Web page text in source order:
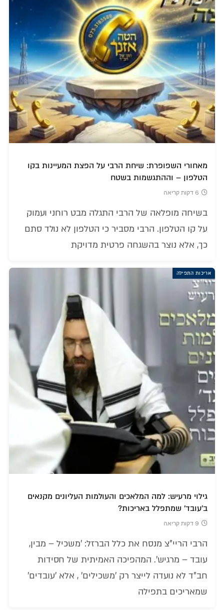
מאחורי השפופרת: שיחת הרבי על הפצת המעיינות בקו
הטלפון – וההתגשמות בשטח
6 דקות קריאה
בשיחה מופלאה של הרבי התגלה מבט רוחני ועמוק
על קו הטלפון. הרבי מסביר כי הטלפון לא נולד סתם
כך, אלא נוצר בהשגחה פרטית מדויקת
אריכות התפילה
גילוי מרעיש: למה המלאכים והעולמות העליונים מקנאים
ב'עובד' שמתפלל באריכות?
9 דקות קריאה
הרבי הריי"צ מנסח את כלל הברזל: 'משכיל – מבין,
עובד – מרגיש'. המהפיכה האמיתית של חסידות
חב"ד לא נועדה לייצר רק 'משכילים' , אלא 'עובדים'
שמאריכים בתפילה